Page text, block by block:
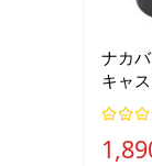
ナカ
キャ
CA-